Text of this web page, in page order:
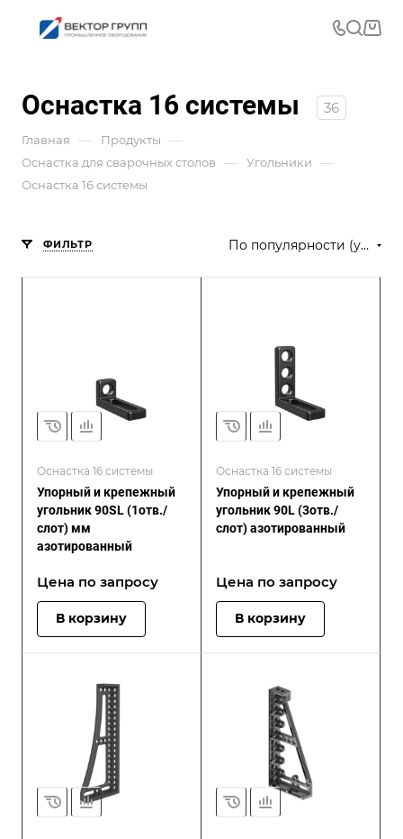
Оснастка 16 системы 36
Главная — Продукты —
Оснастка для сварочных столов — Угольники —
Оснастка 16 системы
ФИЛЬТР По популярности (убывание)
Оснастка 16 системы
Упорный и крепежный
угольник 90SL (1отв./
слот) мм
азотированный
Цена по запросу
В корзину
Оснастка 16 системы
Упорный и крепежный
угольник 90L (3отв./
слот) азотированный
Цена по запросу
В корзину